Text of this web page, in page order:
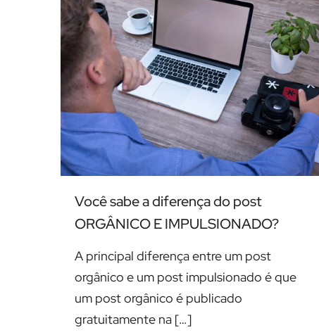
Você sabe a diferença do post
ORGÂNICO E IMPULSIONADO?
A principal diferença entre um post
orgânico e um post impulsionado é que
um post orgânico é publicado
gratuitamente na[…]